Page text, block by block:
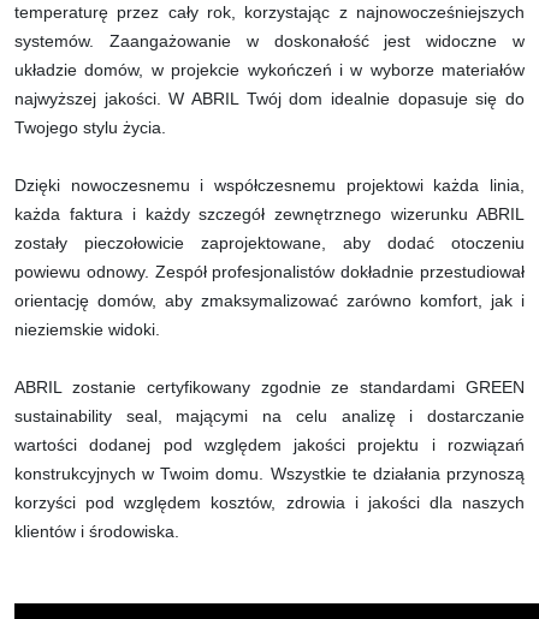
temperaturę przez cały rok, korzystając z najnowocześniejszych
systemów. Zaangażowanie w doskonałość jest widoczne w
układzie domów, w projekcie wykończeń i w wyborze materiałów
najwyższej jakości. W ABRIL Twój dom idealnie dopasuje się do
Twojego stylu życia.
Dzięki nowoczesnemu i współczesnemu projektowi każda linia,
każda faktura i każdy szczegół zewnętrznego wizerunku ABRIL
zostały pieczołowicie zaprojektowane, aby dodać otoczeniu
powiewu odnowy. Zespół profesjonalistów dokładnie przestudiował
orientację domów, aby zmaksymalizować zarówno komfort, jak i
nieziemskie widoki.
ABRIL zostanie certyfikowany zgodnie ze standardami GREEN
sustainability seal, mającymi na celu analizę i dostarczanie
wartości dodanej pod względem jakości projektu i rozwiązań
konstrukcyjnych w Twoim domu. Wszystkie te działania przynoszą
korzyści pod względem kosztów, zdrowia i jakości dla naszych
klientów i środowiska.